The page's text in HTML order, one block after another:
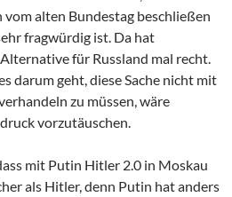
vom alten Bundestag beschließen
fragwürdig ist. Da hat
für Russland mal recht.
darum geht, diese Sache nicht mit
zu müssen, wäre
vorzutäuschen.
mit Putin Hitler 2.0 in Moskau
als Hitler, denn Putin hat anders